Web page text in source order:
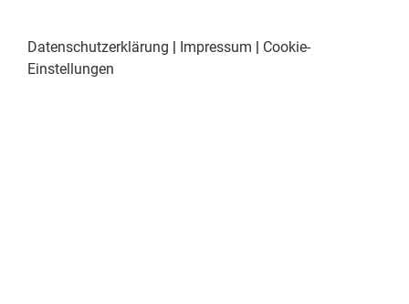
Datenschutzerklärung Impressum
Cookie-
Einstellungen